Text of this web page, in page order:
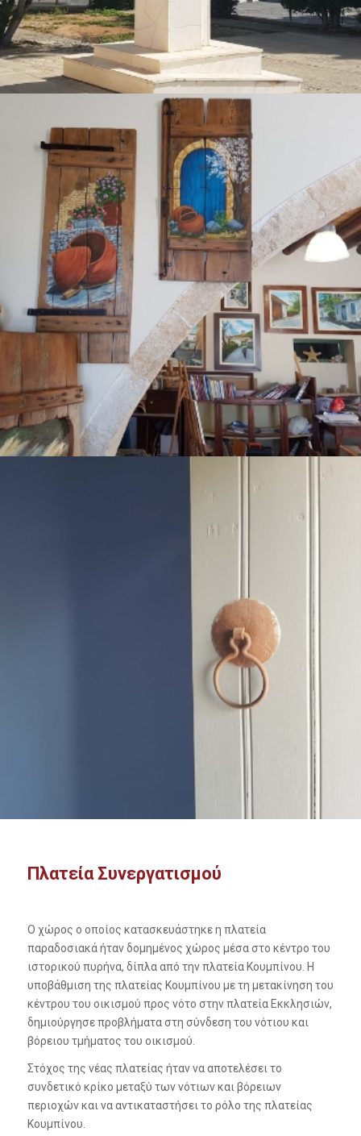
Πλατεία Συνεργατισμού
Ο χώρος ο οποίος κατασκευάστηκε η πλατεία
παραδοσιακά ήταν δομημένος χώρος μέσα στο κέντρο του
ιστορικού πυρήνα, δίπλα από την πλατεία Κουμπίνου. Η
υποβάθμιση της πλατείας Κουμπίνου με τη μετακίνηση του
κέντρου του οικισμού προς νότο στην πλατεία Εκκλησιών,
δημιούργησε προβλήματα στη σύνδεση του νότιου και
βόρειου τμήματος του οικισμού.
Στόχος της νέας πλατείας ήταν να αποτελέσει το
συνδετικό κρίκο μεταξύ των νότιων και βόρειων
περιοχών και να αντικαταστήσει το ρόλο της πλατείας
Κουμπίνου.